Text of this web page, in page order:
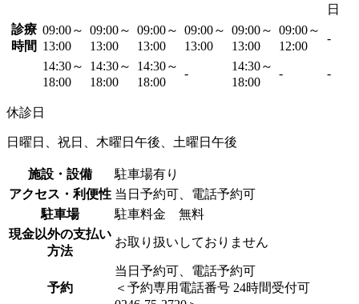
日
診療
時間
09:00～
13:00
09:00～
13:00
09:00～
13:00
09:00～
13:00
09:00～
13:00
09:00～
12:00
-
14:30～
18:00
14:30～
18:00
14:30～
18:00
-
14:30～
18:00
- -
休診日
日曜日、祝日、木曜日午後、土曜日午後
施設・設備
駐車場有り
アクセス・利便性 当日予約可、電話予約可
駐車場
駐車料金 無料
現金以外の支払い
方法
お取り扱いしておりません
予約
当日予約可、電話予約可
＜予約専用電話番号 24時間受付可